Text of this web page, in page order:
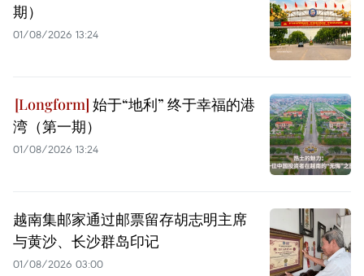
期）
01/08/2026 13:24
始于“地利” 终于幸福的港
湾（第一期）
01/08/2026 13:24
越南集邮家通过邮票留存胡志明主席
与黄沙、长沙群岛印记
01/08/2026 03:00